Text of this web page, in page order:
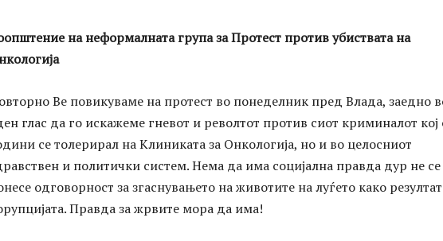
на неформалната група за Протест против убиствата на
Ве повикуваме на протест во понеделник пред Влада, заедно
глас да го искажеме гневот и револтот против сиот криминалот кој
се толерирал на Клиниката за Онкологија, но и во целосниот
и политички систем. Нема да има социјална правда дур не се
одговорност за згаснувањето на животите на луѓето како
Правда за жрвите мора да има!